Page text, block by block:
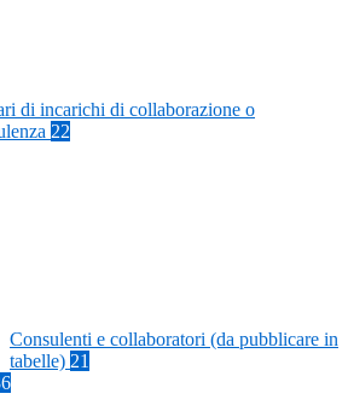
di incarichi di collaborazione o
22
Consulenti e collaboratori (da pubblicare in
tabelle) 21